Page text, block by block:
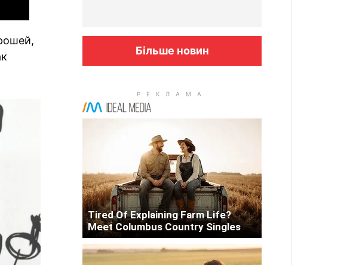
Більше новин
Tired Of Explaining Farm Life?
Meet Columbus Country Singles